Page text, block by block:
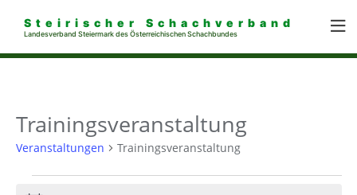
Steirischer Schachverband
Landesverband Steiermark des Österreichischen Schachbundes
Trainingsveranstaltung
Veranstaltungen Trainingsveranstaltung